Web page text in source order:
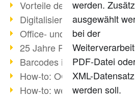
Vorteile des webPDF-
Digitalisierung - Papierloses
Office- und SharePoint-Bridge
25 Jahre PDF
Barcodes in PDF-
How-to: OCR mit webPDF 7
How-to: webPDF Optionen
werden.
ausgewählt
bei der
PDF-Datei
XML-
werden soll.